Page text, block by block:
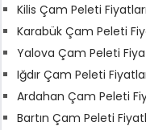
Kilis Çam Peleti Fiyatları
Karabük Çam Peleti
Yalova Çam Peleti
Iğdır Çam Peleti
Ardahan Çam Peleti
Bartın Çam Peleti